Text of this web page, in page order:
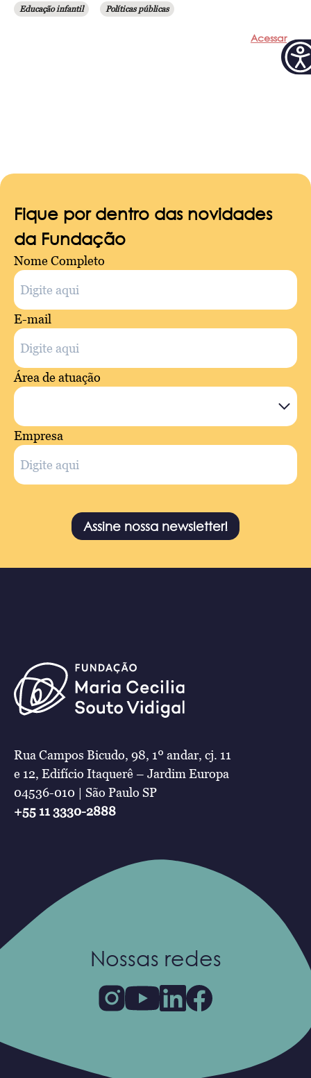
Educação infantil Políticas públicas
Acessar
Fique por dentro das novidades
da Fundação
Nome Completo
E-mail
Área de atuação
Empresa
Assine nossa newsletter!
Rua Campos Bicudo, 98, 1º andar, cj. 11
e 12, Edifício Itaquerê – Jardim Europa
04536-010 | São Paulo SP
+55 11 3330-2888
Nossas redes